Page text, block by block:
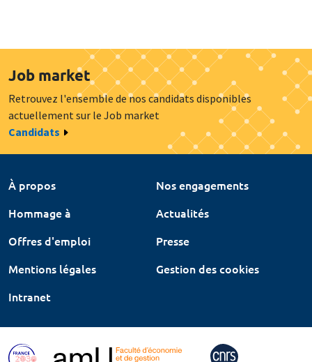
Job market
Retrouvez l'ensemble de nos candidats disponibles
actuellement sur le Job market
Candidats
À propos
Nos engagements
Hommage à
Actualités
Offres d'emploi
Presse
Mentions légales
Gestion des cookies
Intranet